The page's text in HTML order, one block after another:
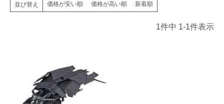
並び替え 価格が安い順 価格が高い順 新着順
1件中 1-1件表示